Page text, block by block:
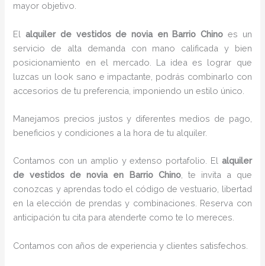
mayor objetivo.
Elalquiler de vestidos de novia en Barrio Chino es un
servicio de alta demanda con mano calificada y bien
posicionamiento en el mercado. La idea es lograr que
luzcas un look sano e impactante, podrás combinarlo con
accesorios de tu preferencia, imponiendo un estilo único.
Manejamos precios justos y diferentes medios de pago,
beneficios y condiciones a la hora de tu alquiler.
Contamos con un amplio y extenso portafolio. El alquiler
de vestidos de novia en Barrio Chino, te invita a que
conozcas y aprendas todo el código de vestuario, libertad
en la elección de prendas y combinaciones. Reserva con
anticipación tu cita para atenderte como te lo mereces.
Contamos con años de experiencia y clientes satisfechos.